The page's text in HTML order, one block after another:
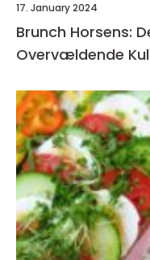
17. January 2024
Brunch Horsens:
Overvældende